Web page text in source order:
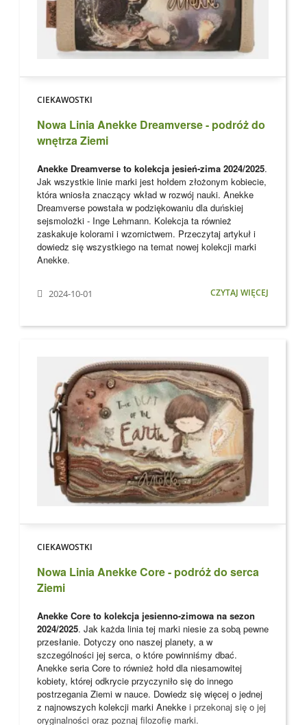
CIEKAWOSTKI
Nowa Linia Anekke Dreamverse - podróż do
wnętrza Ziemi
Anekke Dreamverse to kolekcja jesień-zima 2024/2025.
Jak wszystkie linie marki jest hołdem złożonym kobiecie,
która wniosła znaczący wkład w rozwój nauki. Anekke
Dreamverse powstała w podziękowaniu dla duńskiej
sejsmolożki - Inge Lehmann. Kolekcja ta również
zaskakuje kolorami i wzornictwem. Przeczytaj artykuł i
dowiedz się wszystkiego na temat nowej kolekcji marki
Anekke.
2024-10-01 CZYTAJ WIĘCEJ
CIEKAWOSTKI
Nowa Linia Anekke Core - podróż do serca
Ziemi
Anekke Core to kolekcja jesienno-zimowa na sezon
2024/2025. Jak każda linia tej marki niesie za sobą pewne
przesłanie. Dotyczy ono naszej planety, a w
szczególności jej serca, o które powinniśmy dbać.
Anekke seria Core to również hołd dla niesamowitej
kobiety, której odkrycie przyczyniło się do innego
postrzegania Ziemi w nauce. Dowiedz się więcej o jednej
z najnowszych kolekcji marki Anekke i przekonaj się o jej
oryginalności oraz poznaj filozofię marki.